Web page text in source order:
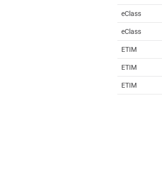
eClass
eClass
ETIM
ETIM
ETIM